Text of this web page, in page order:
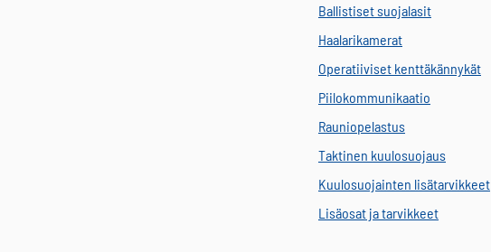
Ballistiset suojalasit
Haalarikamerat
Operatiiviset kenttäkännykät
Piilokommunikaatio
Rauniopelastus
Taktinen kuulosuojaus
Kuulosuojainten lisätarvikkeet
Lisäosat ja tarvikkeet